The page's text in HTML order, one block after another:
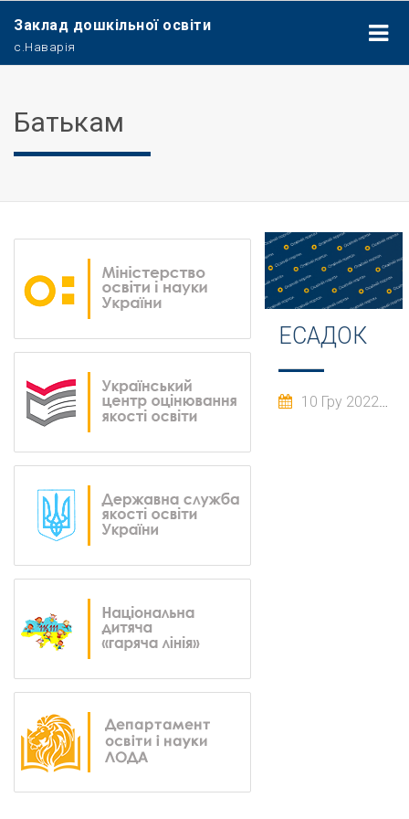
Заклад дошкільної освіти
с.Наварія
Батькам
ЕСАДОК
10 Гру 2022